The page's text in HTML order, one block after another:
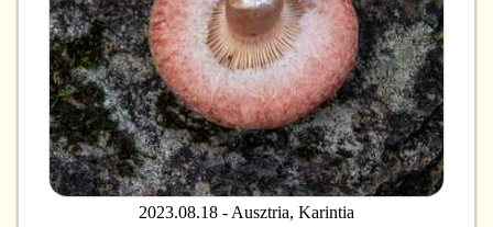
2023.08.18 - Ausztria, Karintia